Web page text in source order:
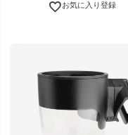
お気に入り登録